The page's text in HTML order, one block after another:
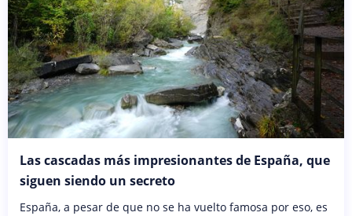
Las cascadas más impresionantes de España, que
siguen siendo un secreto
España, a pesar de que no se ha vuelto famosa por eso, es